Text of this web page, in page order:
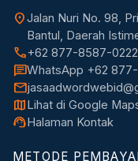
location_onJalan Nuri No. 98,
Bantul, Daerah
call+62 877-8587-0222
chatWhatsApp +62
mail
mapLihat di Google
support_agentHalaman Kontak
METODE